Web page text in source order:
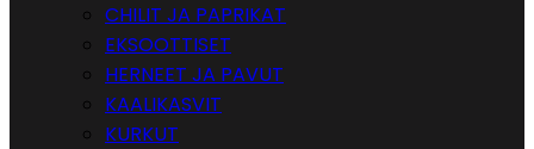
CHILIT JA PAPRIKAT
EKSOOTTISET
HERNEET JA PAVUT
KAALIKASVIT
KURKUT